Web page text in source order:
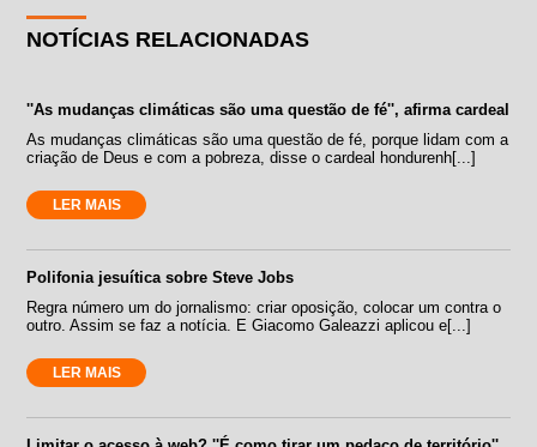
NOTÍCIAS RELACIONADAS
''As mudanças climáticas são uma questão de fé'', afirma cardeal
As mudanças climáticas são uma questão de fé, porque lidam com a
criação de Deus e com a pobreza, disse o cardeal hondurenh[...]
LER MAIS
Polifonia jesuítica sobre Steve Jobs
Regra número um do jornalismo: criar oposição, colocar um contra o
outro. Assim se faz a notícia. E Giacomo Galeazzi aplicou e[...]
LER MAIS